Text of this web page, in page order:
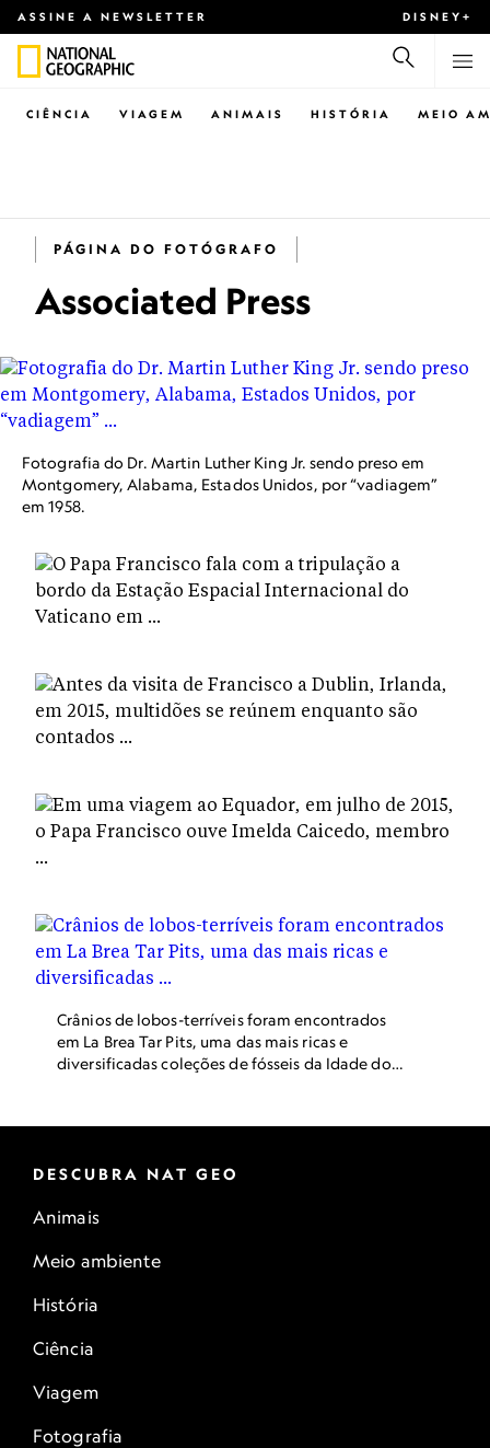
ASSINE A NEWSLETTER DISNEY+
CIÊNCIA VIAGEM ANIMAIS HISTÓRIA MEIO
PÁGINA DO FOTÓGRAFO
Associated Press
Fotografia do Dr. Martin Luther King Jr. sendo preso em
Montgomery, Alabama, Estados Unidos, por “vadiagem”
em 1958.
Crânios de lobos-terríveis foram encontrados
em La Brea Tar Pits, uma das mais ricas e
diversificadas coleções de fósseis da Idade do
DESCUBRA NAT GEO
Animais
Meio ambiente
História
Ciência
Viagem
Fotografia